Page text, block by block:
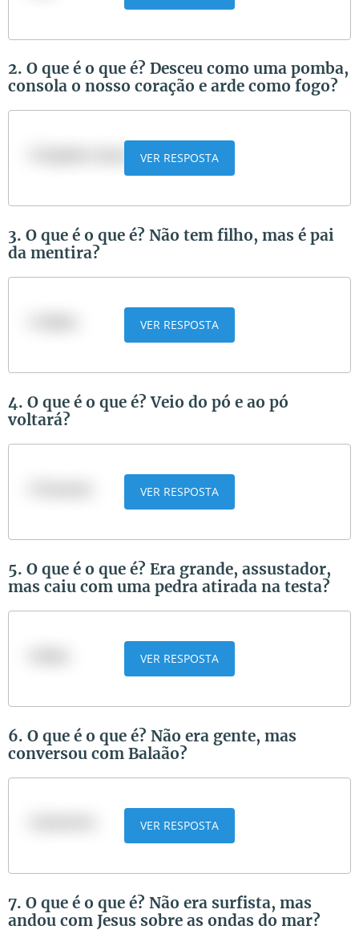
2. O que é o que é? Desceu como uma pomba,
consola o nosso coração e arde como fogo?
VER RESPOSTA
3. O que é o que é? Não tem filho, mas é pai
da mentira?
VER RESPOSTA
4. O que é o que é? Veio do pó e ao pó
voltará?
VER RESPOSTA
5. O que é o que é? Era grande, assustador,
mas caiu com uma pedra atirada na testa?
VER RESPOSTA
6. O que é o que é? Não era gente, mas
conversou com Balaão?
VER RESPOSTA
7. O que é o que é? Não era surfista, mas
andou com Jesus sobre as ondas do mar?